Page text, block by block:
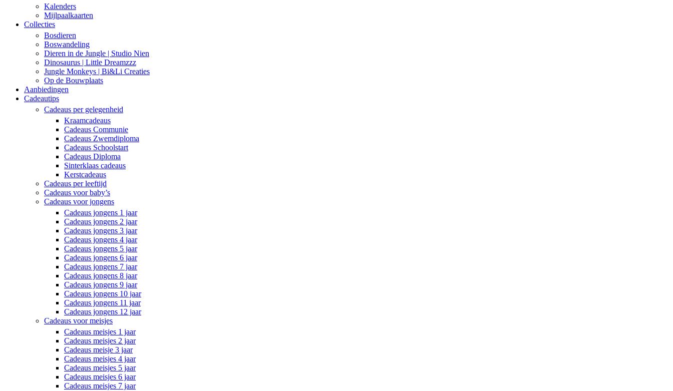
Kalenders
Mijlpaalkaarten
Collecties
Bosdieren
Boswandeling
Dieren in de Jungle | Studio Nien
Dinosaurus | Little Dreamzzz
Jungle Monkeys | Bi&Li Creaties
Op de Bouwplaats
Aanbiedingen
Cadeautips
Cadeaus per gelegenheid
Kraamcadeaus
Cadeaus Communie
Cadeaus Zwemdiploma
Cadeaus Schoolstart
Cadeaus Diploma
Sinterklaas cadeaus
Kerstcadeaus
Cadeaus per leeftijd
Cadeaus voor baby’s
Cadeaus voor jongens
Cadeaus jongens 1 jaar
Cadeaus jongens 2 jaar
Cadeaus jongens 3 jaar
Cadeaus jongens 4 jaar
Cadeaus jongens 5 jaar
Cadeaus jongens 6 jaar
Cadeaus jongens 7 jaar
Cadeaus jongens 8 jaar
Cadeaus jongens 9 jaar
Cadeaus jongens 10 jaar
Cadeaus jongens 11 jaar
Cadeaus jongens 12 jaar
Cadeaus voor meisjes
Cadeaus meisjes 1 jaar
Cadeaus meisjes 2 jaar
Cadeaus meisje 3 jaar
Cadeaus meisjes 4 jaar
Cadeaus meisjes 5 jaar
Cadeaus meisjes 6 jaar
Cadeaus meisjes 7 jaar